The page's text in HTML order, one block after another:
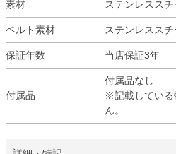
素材 ステンレスス
ベルト素材 ステンレスス
保証年数 当店保証3年
付属品
付属品なし
※記載している
ん。